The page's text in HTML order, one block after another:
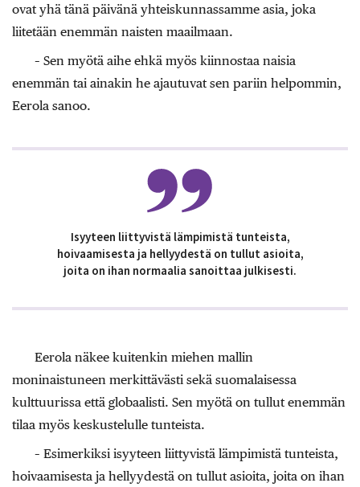
ovat yhä tänä päivänä yhteiskunnassamme asia, joka
liitetään enemmän naisten maailmaan.
– Sen myötä aihe ehkä myös kiinnostaa naisia
enemmän tai ainakin he ajautuvat sen pariin helpommin,
Eerola sanoo.
Isyyteen liittyvistä lämpimistä tunteista,
hoivaamisesta ja hellyydestä on tullut asioita,
joita on ihan normaalia sanoittaa julkisesti.
Eerola näkee kuitenkin miehen mallin
moninaistuneen merkittävästi sekä suomalaisessa
kulttuurissa että globaalisti. Sen myötä on tullut enemmän
tilaa myös keskustelulle tunteista.
– Esimerkiksi isyyteen liittyvistä lämpimistä tunteista,
hoivaamisesta ja hellyydestä on tullut asioita, joita on ihan